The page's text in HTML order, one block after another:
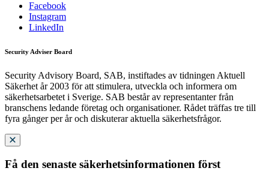
Facebook
Instagram
LinkedIn
Security Adviser Board
Security Advisory Board, SAB, instiftades av tidningen Aktuell
Säkerhet år 2003 för att stimulera, utveckla och informera om
säkerhetsarbetet i Sverige. SAB består av representanter från
branschens ledande företag och organisationer. Rådet träffas tre till
fyra gånger per år och diskuterar aktuella säkerhetsfrågor.
Få den senaste säkerhetsinformationen först